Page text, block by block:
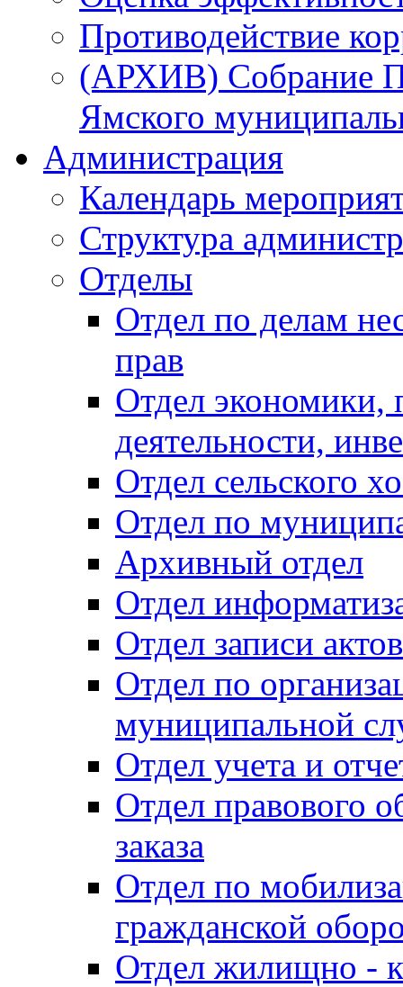
Противодействие
(АРХИВ) Собрание
Ямского
Администрация
Календарь
Структура
Отделы
Отдел по делам
прав
Отдел экономики,
деятельности,
Отдел сельского
Отдел по
Архивный отдел
Отдел
Отдел записи
Отдел по
муниципальной
Отдел учета и
Отдел правового
заказа
Отдел по
гражданской
Отдел жилищно -